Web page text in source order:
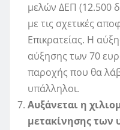
μελών ΔΕΠ (12.500
με τις σχετικές
Επικρατείας. Η
αύξησης των 70
παροχής που θα
υπάλληλοι.
Αυξάνεται η
μετακίνησης των